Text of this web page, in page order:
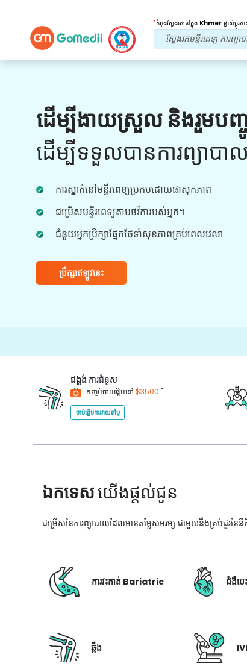
*កំពុងស្វែងរកនៅក្នុង Khmer ផ្លាស់ប្តូរ
ដើម្បីងាយស្រួល និងរួមបញ្
ដើម្បីទទួលបានការព្យាបាល
ការស្នាក់នៅមន្ទីរពេទ្យប្រកបដោយផាសុកភាព
ជម្រើសមន្ទីរពេទ្យតាមថវិការបស់អ្នក។
ជំនួយអ្នកប្រឹក្សាផ្នែកថែទាំសុខភាពគ្រប់ពេលវេលា
ប្រឹក្សាឥឡូវនេះ
អត្ថប្រយោជន៍របស់យើង។
ការព្យាបាលក្រោយតាមដាន
ការថែទាំ
ទទួលបានជំនួយផ្នែកវេជ្ជសាស្រ្ត និងអ្នកជំងឺ 24x7
អ្នកគ្រប់ពេលវេលា។ ការធ្វើបច្ចុប្បន្នភាពជាទៀងទាត់លើ
ជង្គង់ ការជំនួស
កញ្ចប់ចាប់ផ្តើមនៅ $3500 *
ចាប់ផ្តើមការវាយតម្លៃ
ឯកទេសយើងផ្តល់ជូន
ជម្រើសនៃការព្យាបាលដែលមានតម្លៃសមរម្យ ជាមួយនឹងគ្រប់ជួរនៃ
ការវះកាត់ Bariatric ជំងឺបេ
ឆ្អឹង